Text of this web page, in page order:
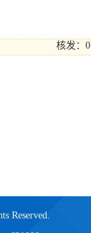
核发：0
Reserved.